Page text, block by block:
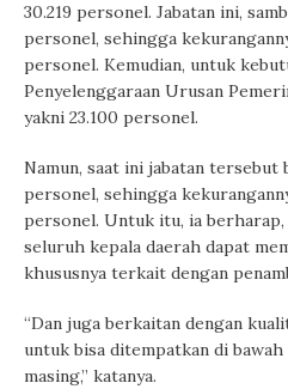
30.219 personel. Jabatan ini,
personel, sehingga
personel. Kemudian, untuk
Penyelenggaraan Urusan
yakni 23.100 personel.
Namun, saat ini jabatan tersebut
personel, sehingga
personel. Untuk itu, ia
seluruh kepala daerah dapat
khususnya terkait dengan
“Dan juga berkaitan dengan
untuk bisa ditempatkan di
masing,” katanya.